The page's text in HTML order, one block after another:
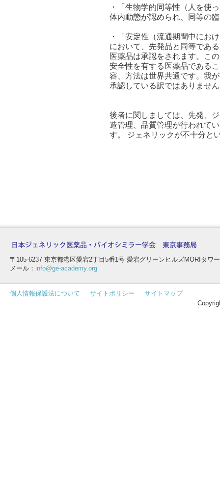
・「生物学的同等性（人を使
体内動態が認められ、同等の
・「安定性（流通期間中にお
において、先発品と同等であ
医薬品は承認をされます。こ
安全性を有する医薬品である
容、方法は世界共通です。我
承認している訳ではありませ
後者に関しましては、先発、
造管理、品質管理が行われて
す。 ジェネリックが不十分と
〒105-6237 東京都港区愛宕2丁目5番1号 愛宕グリーンヒルズMORIタワ
メール： info@ge-academy.org
個人情報保護法について サイトポリシー
サイトマップ